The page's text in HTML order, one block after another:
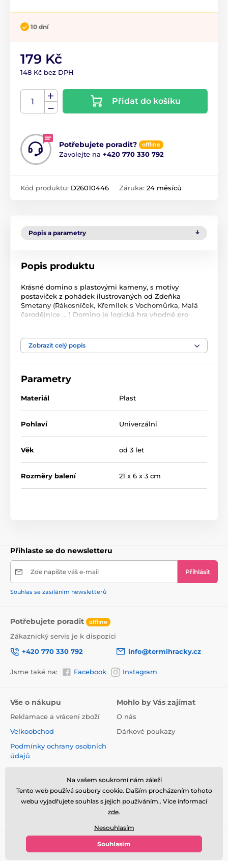
10 dní
179 Kč
148 Kč bez DPH
Přidat do košíku
Potřebujete poradit? offline
Zavolejte na +420 770 330 792
Kód produktu: D26010446 Záruka: 24 měsíců
Popis a parametry
Popis produktu
Krásné domino s plastovými kameny, s motivy
postaviček z pohádek ilustrovaných od Zdeňka
Smetany (Rákosníček, Křemílek s Vochomůrka, Malá
čarodějnice ... ) Domino je logická hra vhodné pro
Zobrazit celý popis
Parametry
Materiál Plast
Pohlaví Univerzální
Věk od 3 let
Rozměry balení 21 x 6 x 3 cm
Přihlaste se do newsletteru
Zde napište váš e-mail Přihlásit
Souhlas se zasíláním newsletterů
Potřebujete poradit offline
Zákaznický servis je k dispozici
+420 770 330 792
info@termihracky.cz
Jsme také na: Facebook Instagram
Vše o nákupu
Reklamace a vrácení zboží
Velkoobchod
Podmínky ochrany osobních
údajů
cookies
Mohlo by Vás zajímat
O nás
Dárkové poukazy
© 2026 www.termihracky.cz ⦁ E-shop vytvořila
Na vašem soukromí nám záleží
Tento web používá soubory cookie. Dalším procházením tohoto
webu vyjadřujete souhlas s jejich používáním.. Více informací
zde.
Nesouhlasím
Souhlasím